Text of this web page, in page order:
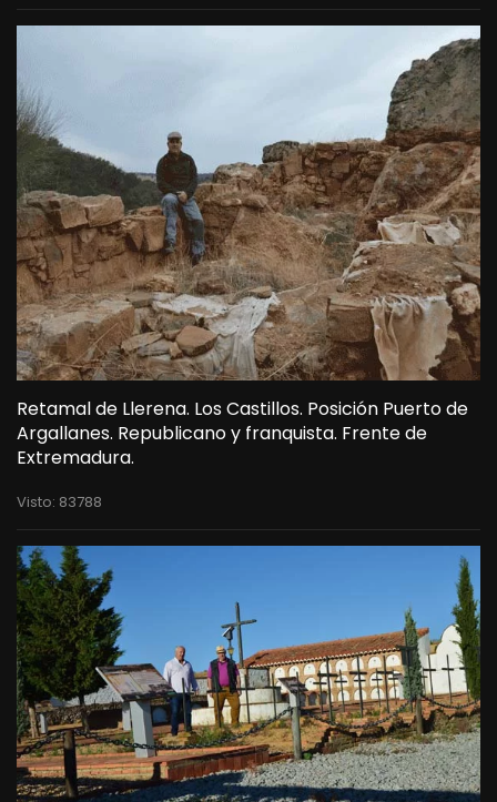
Retamal de Llerena. Los Castillos. Posición Puerto de
Argallanes. Republicano y franquista. Frente de
Extremadura.
Visto: 83788